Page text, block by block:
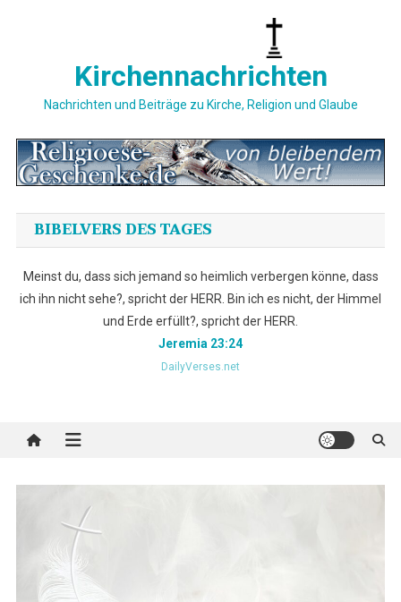
Kirchennachrichten
Nachrichten und Beiträge zu Kirche, Religion und Glaube
BIBELVERS DES TAGES
Meinst du, dass sich jemand so heimlich verbergen könne, dass
ich ihn nicht sehe?, spricht der HERR. Bin ich es nicht, der Himmel
und Erde erfüllt?, spricht der HERR.
Jeremia 23:24
DailyVerses.net